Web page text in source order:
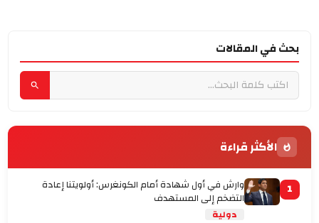
بحث في المقالات
الأكثر قراءة
1 وارش في أول شهادة أمام الكونغرس: أولويتنا إعادة
التضخم إلى المستهدف
دولية